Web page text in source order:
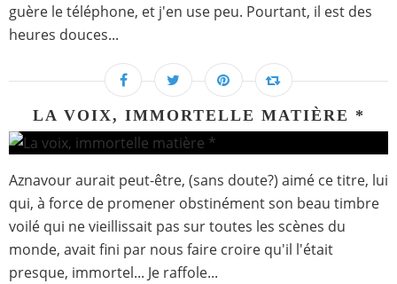
guère le téléphone, et j'en use peu. Pourtant, il est des
heures douces...
LA VOIX, IMMORTELLE MATIÈRE *
Aznavour aurait peut-être, (sans doute?) aimé ce titre, lui
qui, à force de promener obstinément son beau timbre
voilé qui ne vieillissait pas sur toutes les scènes du
monde, avait fini par nous faire croire qu'il l'était
presque, immortel... Je raffole...